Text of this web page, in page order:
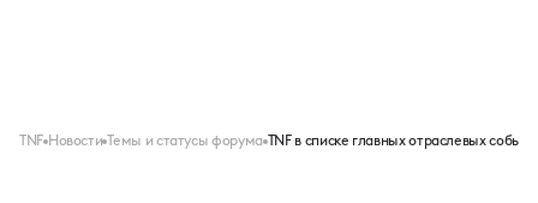
TNF Новости Темы и статусы форума TNF в списке главных отраслевых